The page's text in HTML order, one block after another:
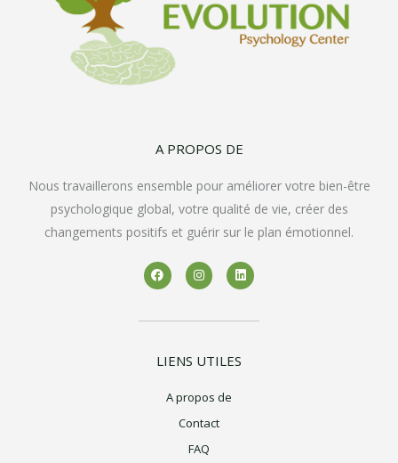
A PROPOS DE
Nous travaillerons ensemble pour améliorer votre bien-être
psychologique global, votre qualité de vie, créer des
changements positifs et guérir sur le plan émotionnel.
F
a
c
k
I
n
s
a
m
L
i
n
n
LIENS UTILES
A propos de
Contact
FAQ